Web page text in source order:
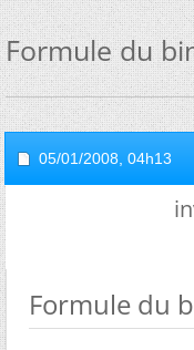
Formule du
05/01/2008, 04h13
Formule du